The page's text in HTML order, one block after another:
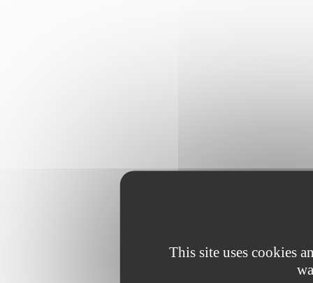
This site uses cookies